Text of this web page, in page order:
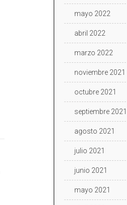
mayo 2022
abril 2022
marzo 2022
noviembre 2021
octubre 2021
septiembre 2021
agosto 2021
julio 2021
junio 2021
mayo 2021